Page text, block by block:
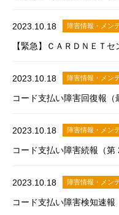
2023.10.18 障害情報・メン
【緊急】ＣＡＲＤＮＥＴ
2023.10.18 障害情報・メン
コード支払い障害回復報（
2023.10.18 障害情報・メン
コード支払い障害続報（第
2023.10.18 障害情報・メン
コード支払い障害検知速報